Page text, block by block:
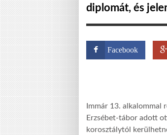
diplomát, és
Facebook
Immár 13. alkalommal
Erzsébet-tábor adott
korosztálytól